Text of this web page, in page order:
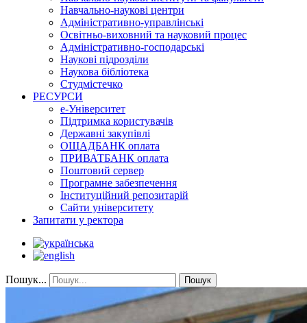
Навчально-наукові центри
Адміністративно-управлінські
Освітньо-виховний та науковий процес
Адміністративно-господарські
Наукові підрозділи
Наукова бібліотека
Студмістечко
РЕСУРСИ
е-Університет
Підтримка користувачів
Державні закупівлі
ОЩАДБАНК оплата
ПРИВАТБАНК оплата
Поштовий сервер
Програмне забезпечення
Інституційний репозитарій
Сайти університету
Запитати у ректора
Пошук... Пошук